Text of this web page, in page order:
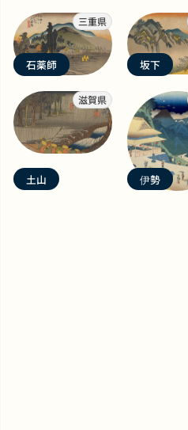
三重県
石薬師 坂下
滋賀県
土山 伊勢